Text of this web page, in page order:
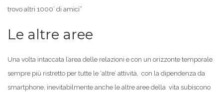
trovo altri 1000’ di amici”
Le altre aree
Una volta intaccata l’area delle relazioni e con un orizzonte temporale
sempre più ristretto per tutte le ‘altre’ attività, con la dipendenza da
smartphone, inevitabilmente anche le altre aree della vita subiscono